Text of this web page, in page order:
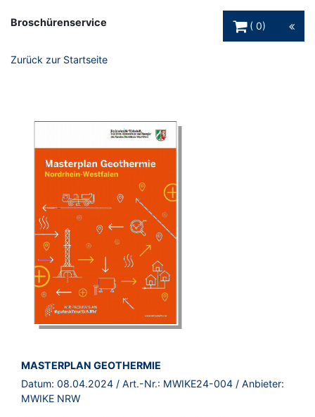
Broschürenservice
0
Zurück zur Startseite
BROSCHÜRE:
MASTERPLAN GEOTHERMIE
Datum: 08.04.2024 / Art.-Nr.: MWIKE24-004 / Anbieter:
MWIKE NRW